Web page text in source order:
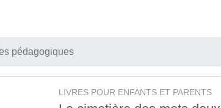
pédagogiques
LIVRES POUR ENFANTS ET PARENTS